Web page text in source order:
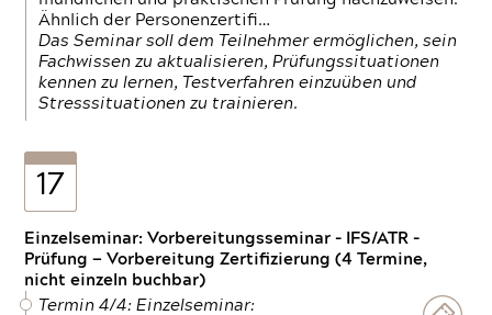
Ähnlich der Personenzertifi…
Das Seminar soll dem Teilnehmer ermöglichen, sein
Fachwissen zu aktualisieren, Prüfungssituationen
kennen zu lernen, Testverfahren einzuüben und
Stresssituationen zu trainieren.
17
Einzelseminar: Vorbereitungsseminar - IFS/ATR -
Prüfung — Vorbereitung Zertifizierung (4 Termine,
nicht einzeln buchbar)
Termin 4/4: Einzelseminar: